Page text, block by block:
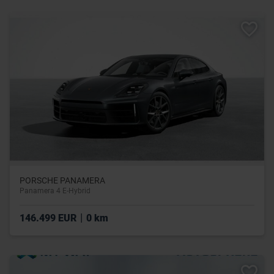
PORSCHE PANAMERA
Panamera 4 E-Hybrid
146.499 EUR | 0 km